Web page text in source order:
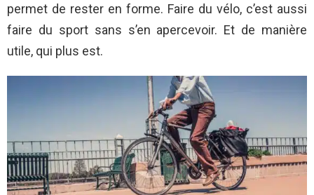
permet de rester en forme. Faire du vélo, c’est aussi
faire du sport sans s’en apercevoir. Et de manière
utile, qui plus est.